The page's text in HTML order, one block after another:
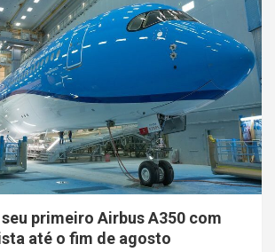
primeiro Airbus A350 com
até o fim de agosto